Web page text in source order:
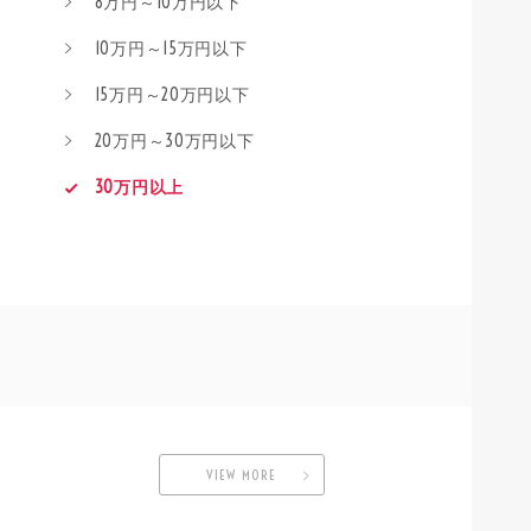
10万円～15万円以下
15万円～20万円以下
20万円～30万円以下
30万円以上
VIEW MORE